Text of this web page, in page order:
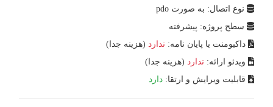
نوع اتصال: به صورت pdo
سطح پروژه: پیشرفته
داکیومنت یا پایان نامه: ندارد (هزینه جدا)
ویدئو ارائه: ندارد (هزینه جدا)
قابلیت ویرایش و ارتقا:دارد